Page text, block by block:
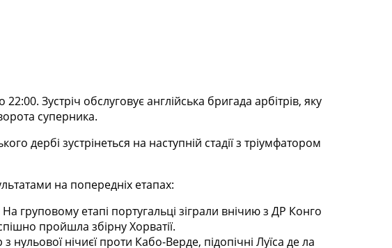
о 22:00. Зустріч обслуговує англійська бригада арбітрів, яку
суперника.
дербі зустрінеться на наступній стадії з тріумфатором
на попередніх етапах:
груповому етапі португальці зіграли внічию з ДР Конго
пройшла збірну Хорватії.
нічиєї проти Кабо-Верде, підопічні Луїса де ла